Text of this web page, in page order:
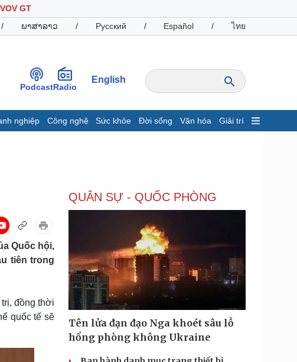
VOV GT
/ ພາສາລາວ / Русский / Español / ไทย
PodcastRadio
English
nghiệp Công nghệ Sức khỏe Đời sống Văn hóa Giải trí
Chứng khoán
Giá cà phê
Doanh nghiệp
Thông tin doanh nghiệp
Doanh nghiệp 24h
Doanh nhân
Vì cộng đồng
Công nghệ
Sành điệu
Tin Công nghệ
Trải nghiệm
Chuyển đổi số
Podcast
Câu chuyện thời sự
Đọc truyện đêm khuya
Quốc hội,
tiên trong
đồng thời
quốc tế sẽ
QUÂN SỰ - QUỐC PHÒNG
Tên lửa đạn đạo Nga khoét sâu lỗ
hổng phòng không Ukraine